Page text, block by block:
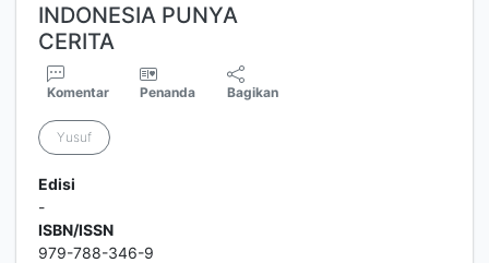
INDONESIA PUNYA
CERITA
Komentar Penanda Bagikan
Yusuf
Edisi
-
ISBN/ISSN
979-788-346-9